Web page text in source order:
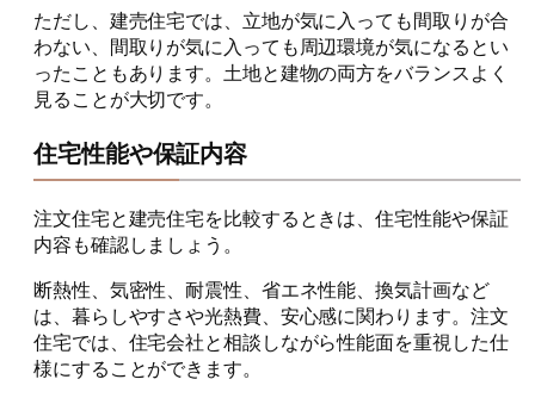
ただし、建売住宅では、立地が気に入っても間取りが合
わない、間取りが気に入っても周辺環境が気になるとい
ったこともあります。土地と建物の両方をバランスよく
見ることが大切です。
住宅性能や保証内容
注文住宅と建売住宅を比較するときは、住宅性能や保証
内容も確認しましょう。
断熱性、気密性、耐震性、省エネ性能、換気計画など
は、暮らしやすさや光熱費、安心感に関わります。注文
住宅では、住宅会社と相談しながら性能面を重視した仕
様にすることができます。